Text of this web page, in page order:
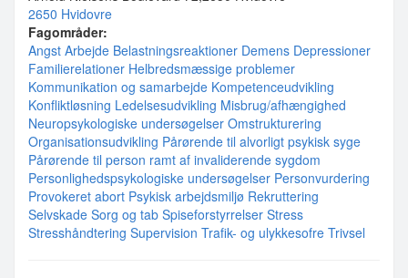
2650 Hvidovre
Fagområder:
Angst Arbejde Belastningsreaktioner Demens Depressioner
Familierelationer Helbredsmæssige problemer
Kommunikation og samarbejde Kompetenceudvikling
Konfliktløsning Ledelsesudvikling Misbrug/afhængighed
Neuropsykologiske undersøgelser Omstrukturering
Organisationsudvikling Pårørende til alvorligt psykisk syge
Pårørende til person ramt af invaliderende sygdom
Personlighedspsykologiske undersøgelser Personvurdering
Provokeret abort Psykisk arbejdsmiljø Rekruttering
Selvskade Sorg og tab Spiseforstyrrelser Stress
Stresshåndtering Supervision Trafik- og ulykkesofre Trivsel